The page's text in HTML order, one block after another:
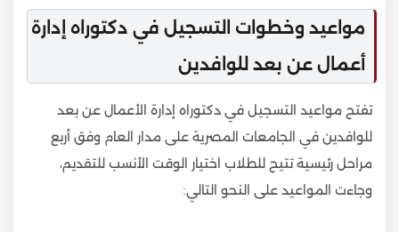
مواعيد وخطوات التسجيل في دكتوراه إدارة
أعمال عن بعد للوافدين
تفتح مواعيد التسجيل في دكتوراه إدارة الأعمال عن بعد
للوافدين في الجامعات المصرية على مدار العام وفق أربع
مراحل رئيسية تتيح للطلاب اختيار الوقت الأنسب للتقديم،
وجاءت المواعيد على النحو التالي: